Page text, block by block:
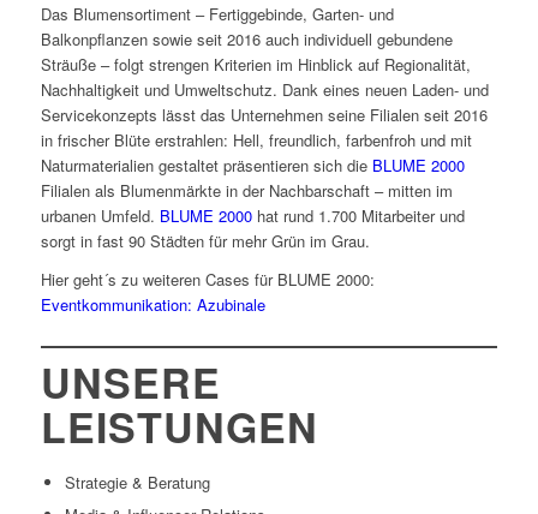
Das Blumensortiment – Fertiggebinde, Garten- und
Balkonpflanzen sowie seit 2016 auch individuell gebundene
Sträuße – folgt strengen Kriterien im Hinblick auf Regionalität,
Nachhaltigkeit und Umweltschutz. Dank eines neuen Laden- und
Servicekonzepts lässt das Unternehmen seine Filialen seit 2016
in frischer Blüte erstrahlen: Hell, freundlich, farbenfroh und mit
Naturmaterialien gestaltet präsentieren sich die BLUME 2000
Filialen als Blumenmärkte in der Nachbarschaft – mitten im
urbanen Umfeld. BLUME 2000hat rund 1.700 Mitarbeiter und
sorgt in fast 90 Städten für mehr Grün im Grau.
Hier geht´s zu weiteren Cases für BLUME 2000:
Eventkommunikation: Azubinale
UNSERE
LEISTUNGEN
Strategie & Beratung